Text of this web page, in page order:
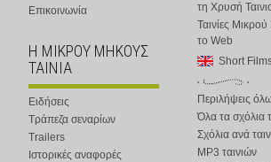
Επικοινωνία
Η ΜΙΚΡΟΥ ΜΗΚΟΥΣ
ΤΑΙΝΙΑ
Ειδήσεις
Τράπεζα σεναρίων
Trailers
Ιστορικές αναφορές
τη Χρυσή
Ταινίες
το Web
Short
Περιλήψεις
Όλα τα σχόλια
Σχόλια ανά
MP3 ταινιών